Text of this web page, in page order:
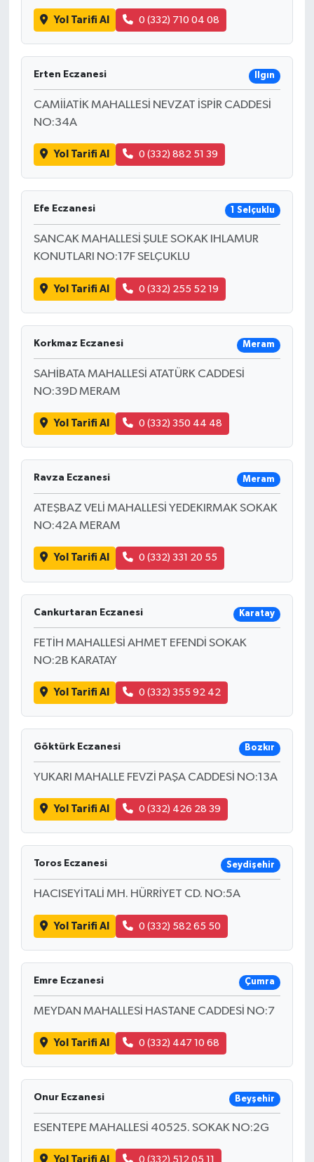
Yol Tarifi Al 0 (332) 710 04 08
Erten Eczanesi Ilgın
CAMİİATİK MAHALLESİ NEVZAT İSPİR CADDESİ
NO:34A
Yol Tarifi Al 0 (332) 882 51 39
Efe Eczanesi 1 Selçuklu
SANCAK MAHALLESİ ŞULE SOKAK IHLAMUR
KONUTLARI NO:17F SELÇUKLU
Yol Tarifi Al 0 (332) 255 52 19
Korkmaz Eczanesi Meram
SAHİBATA MAHALLESİ ATATÜRK CADDESİ
NO:39D MERAM
Yol Tarifi Al 0 (332) 350 44 48
Ravza Eczanesi Meram
ATEŞBAZ VELİ MAHALLESİ YEDEKIRMAK SOKAK
NO:42A MERAM
Yol Tarifi Al 0 (332) 331 20 55
Cankurtaran Eczanesi Karatay
FETİH MAHALLESİ AHMET EFENDİ SOKAK
NO:2B KARATAY
Yol Tarifi Al 0 (332) 355 92 42
Göktürk Eczanesi Bozkır
YUKARI MAHALLE FEVZİ PAŞA CADDESİ NO:13A
Yol Tarifi Al 0 (332) 426 28 39
Toros Eczanesi Seydişehir
HACISEYİTALİ MH. HÜRRİYET CD. NO:5A
Yol Tarifi Al 0 (332) 582 65 50
Emre Eczanesi Çumra
MEYDAN MAHALLESİ HASTANE CADDESİ NO:7
Yol Tarifi Al 0 (332) 447 10 68
Onur Eczanesi Beyşehir
ESENTEPE MAHALLESİ 40525. SOKAK NO:2G
Yol Tarifi Al 0 (332) 512 05 11